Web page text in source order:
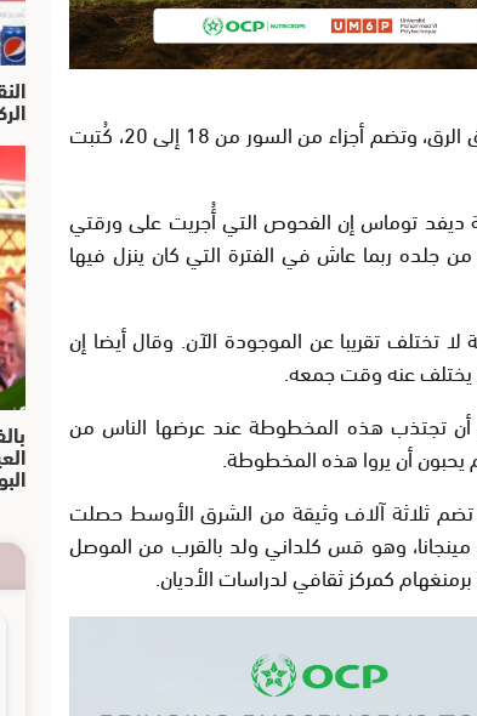
الرق، وتضم أجزاء من السور من18 إلى20، كُتبت
ديفد توماس إن الفحوص التي أُجريت على ورقتي
جلده ربما عاش في الفترة التي كان ينزل فيها
تختلف تقريبا عن الموجودة الآن. وقال أيضا إن
يختلف عنه وقت جمعه.
تجتذب هذه المخطوطة عند عرضها الناس من
يحبون أن يروا هذه المخطوطة.
ثلاثة آلاف وثيقة من الشرق الأوسط حصلت
وهو قس كلداني ولد بالقرب من الموصل
كمركز ثقافي لدراسات الأديان.